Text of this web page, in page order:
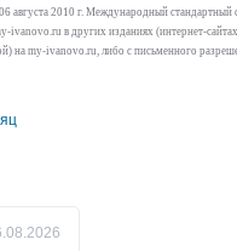
августа 2010 г. Международный
в других изданиях (интернет-
на my-ivanovo.ru, либо с письменного